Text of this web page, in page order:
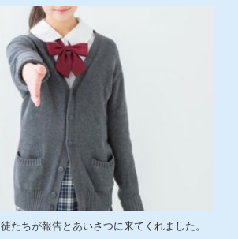
たちが報告とあいさつに来てくれました。